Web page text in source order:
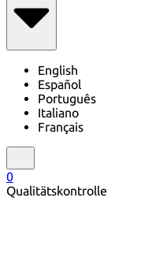
English
Español
Português
Italiano
Français
0
Qualitätskontrolle